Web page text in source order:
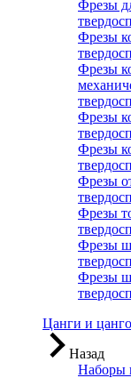
Фрезы
Фрезы
Фрезы
Фрезы
Фрезы
Фрезы
Фрезы
Фрезы
Фрезы
Цанги и
Назад
Наборы